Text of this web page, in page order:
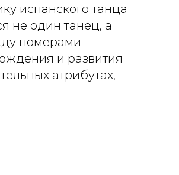
испанского танца
не один танец, а
номерами
и развития
атрибутах,